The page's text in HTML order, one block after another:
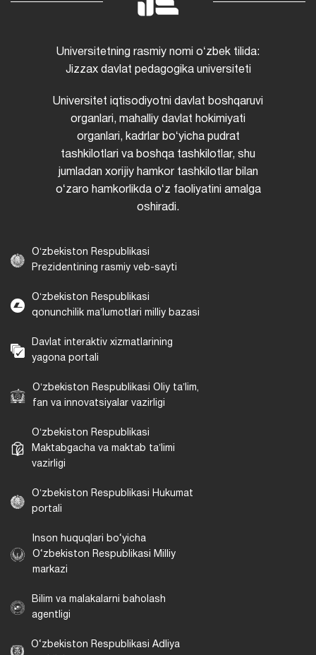
Universitetning rasmiy nomi oʻzbek tilida:
Jizzax davlat pedagogika universiteti
Universitet iqtisodiyotni davlat boshqaruvi
organlari, mahalliy davlat hokimiyati
organlari, kadrlar boʻyicha pudrat
tashkilotlari va boshqa tashkilotlar, shu
jumladan xorijiy hamkor tashkilotlar bilan
oʻzaro hamkorlikda oʻz faoliyatini amalga
oshiradi.
Oʻzbekiston Respublikasi
Prezidentining rasmiy veb-sayti
Oʻzbekiston Respublikasi
qonunchilik maʼlumotlari milliy bazasi
Davlat interaktiv xizmatlarining
yagona portali
Oʻzbekiston Respublikasi Oliy taʼlim,
fan va innovatsiyalar vazirligi
Oʻzbekiston Respublikasi
Maktabgacha va maktab taʼlimi
vazirligi
Oʻzbekiston Respublikasi Hukumat
portali
Inson huquqlari bo‘yicha
O‘zbekiston Respublikasi Milliy
markazi
Bilim va malakalarni baholash
agentligi
O‘zbekiston Respublikasi Adliya